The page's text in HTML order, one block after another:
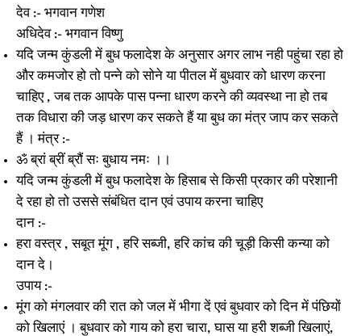
देव :- भगवान गणेश
अधिदेव :- भगवान विष्णु
यदि जन्म कुंडली में बुध फलादेश के अनुसार अगर लाभ नही पहुंचा रहा हो
और कमजोर हो तो पन्ने को सोने या पीतल में बुधवार को धारण करना
चाहिए , जब तक आपके पास पन्ना धारण करने की व्यवस्था ना हो तब
तक विधारा की जड़ धारण कर सकते हैं या बुध का मंत्र जाप कर सकते
हैं । मंत्र :-
ॐ ब्रां ब्रीं ब्रौं सः बुधाय नमः ।।
यदि जन्म कुंडली में बुध फलादेश के हिसाब से किसी प्रकार की परेशानी
दे रहा हो तो उससे संबंधित दान एवं उपाय करना चाहिए
दान :-
हरा वस्त्र , सबूत मूंग , हरि सब्जी, हरि कांच की चूड़ी किसी कन्या को
दान दे।
उपाय :-
मूंग को मंगलवार की रात को जल में भीगा दें एवं बुधवार को दिन में पंछियों
को खिलाएं । बुधवार को गाय को हरा चारा, घास या हरी शब्जी खिलाएं,